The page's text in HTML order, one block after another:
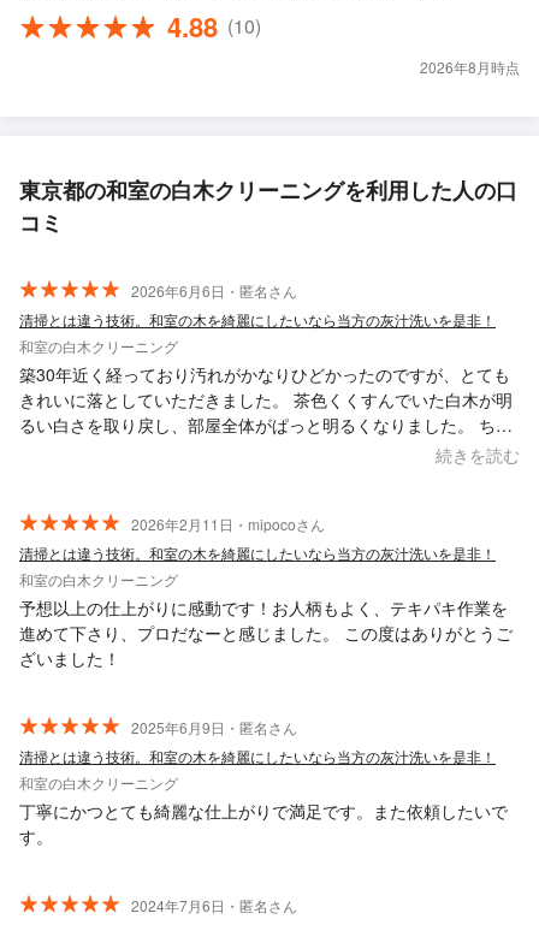
4.88 (10)
2026年8月時点
東京都の和室の白木クリーニングを利用した人の口
コミ
2026年6月6日・匿名さん
清掃とは違う技術。和室の木を綺麗にしたいなら当方の灰汁洗いを是非！
和室の白木クリーニング
築30年近く経っており汚れがかなりひどかったのですが、とても
きれいに落としていただきました。 茶色くくすんでいた白木が明
るい白さを取り戻し、部屋全体がぱっと明るくなりました。 ちょ
っとした質問にも気さくに答えてくださり、作業も丁寧で安心し
続きを読む
2026年2月11日・mipocoさん
清掃とは違う技術。和室の木を綺麗にしたいなら当方の灰汁洗いを是非！
和室の白木クリーニング
予想以上の仕上がりに感動です！お人柄もよく、テキパキ作業を
進めて下さり、プロだなーと感じました。 この度はありがとうご
ざいました！
2025年6月9日・匿名さん
清掃とは違う技術。和室の木を綺麗にしたいなら当方の灰汁洗いを是非！
和室の白木クリーニング
丁寧にかつとても綺麗な仕上がりで満足です。また依頼したいで
す。
2024年7月6日・匿名さん